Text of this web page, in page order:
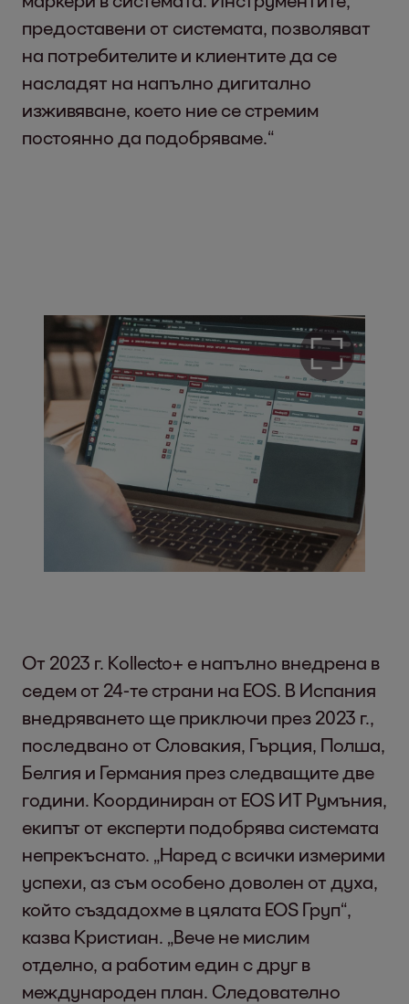
предоставени от системата, позволяват
на потребителите и клиентите да се
насладят на напълно дигитално
изживяване, което ние се стремим
постоянно да подобряваме.“
От 2023 г. Kollecto+ е напълно внедрена в
седем от 24-те страни на EOS. В Испания
внедряването ще приключи през 2023 г.,
последвано от Словакия, Гърция, Полша,
Белгия и Германия през следващите две
години. Координиран от EOS ИТ Румъния,
екипът от експерти подобрява системата
непрекъснато. „Наред с всички измерими
успехи, аз съм особено доволен от духа,
който създадохме в цялата EOS Груп“,
казва Кристиан. „Вече не мислим
отделно, а работим един с друг в
международен план. Следователно